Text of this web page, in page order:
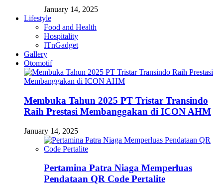
January 14, 2025
Lifestyle
Food and Health
Hospitality
ITnGadget
Gallery
Otomotif
Membuka Tahun 2025 PT Tristar Transindo
Raih Prestasi Membanggakan di ICON AHM
January 14, 2025
Pertamina Patra Niaga Memperluas
Pendataan QR Code Pertalite